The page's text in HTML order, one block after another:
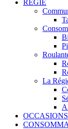
RÉGIE
La
OCCASIONS